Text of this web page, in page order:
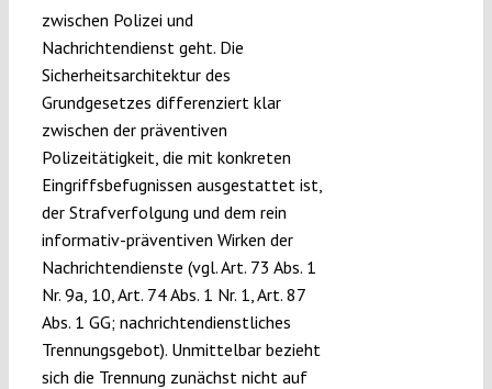
zwischen Polizei und
Nachrichtendienst geht. Die
Sicherheitsarchitektur des
Grundgesetzes differenziert klar
zwischen der präventiven
Polizeitätigkeit, die mit konkreten
Eingriffsbefugnissen ausgestattet ist,
der Strafverfolgung und dem rein
informativ-präventiven Wirken der
Nachrichtendienste (vgl. Art. 73 Abs. 1
Nr. 9a, 10, Art. 74 Abs. 1 Nr. 1, Art. 87
Abs. 1 GG; nachrichtendienstliches
Trennungsgebot). Unmittelbar bezieht
sich die Trennung zunächst nicht auf